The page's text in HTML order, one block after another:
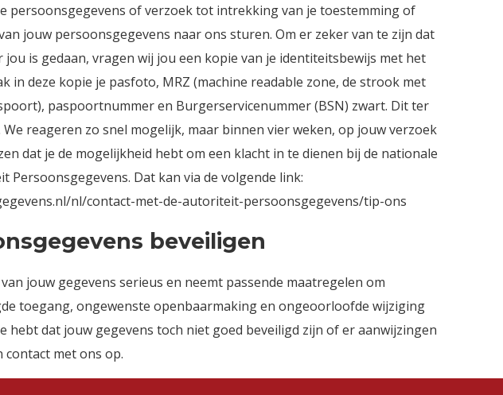
persoonsgegevens of verzoek tot intrekking van je toestemming of
jouw persoonsgegevens naar ons sturen. Om er zeker van te zijn dat
is gedaan, vragen wij jou een kopie van je identiteitsbewijs met het
in deze kopie je pasfoto, MRZ (machine readable zone, de strook met
paspoortnummer en Burgerservicenummer (BSN) zwart. Dit ter
We reageren zo snel mogelijk, maar binnen vier weken, op jouw verzoek
dat je de mogelijkheid hebt om een klacht in te dienen bij de nationale
Persoonsgegevens. Dat kan via de volgende link:
nl/contact-met-de-autoriteit-persoonsgegevens/tip-ons
beveiligen
jouw gegevens serieus en neemt passende maatregelen om
toegang, ongewenste openbaarmaking en ongeoorloofde wijziging
hebt dat jouw gegevens toch niet goed beveiligd zijn of er aanwijzingen
contact met ons op.